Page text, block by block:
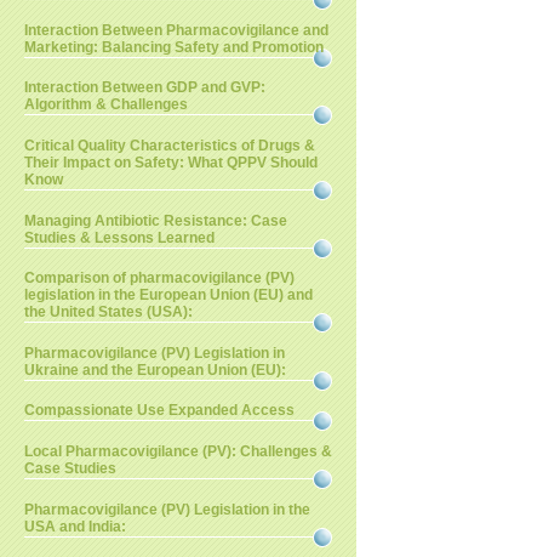
Interaction Between Pharmacovigilance and
Marketing: Balancing Safety and Promotion
Interaction Between GDP and GVP:
Algorithm & Challenges
Critical Quality Characteristics of Drugs &
Their Impact on Safety: What QPPV Should
Know
Managing Antibiotic Resistance: Case
Studies & Lessons Learned
Comparison of pharmacovigilance (PV)
legislation in the European Union (EU) and
the United States (USA):
Pharmacovigilance (PV) Legislation in
Ukraine and the European Union (EU):
Compassionate Use Expanded Access
Local Pharmacovigilance (PV): Challenges &
Case Studies
Pharmacovigilance (PV) Legislation in the
USA and India: